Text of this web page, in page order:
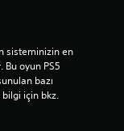
sisteminizin en
Bu oyun PS5
bazı
bilgi için bkz.